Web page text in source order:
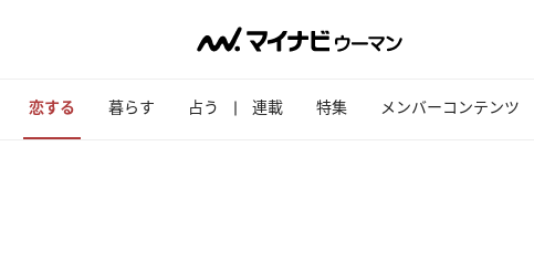
恋する 暮らす 占う 連載 特集 メンバーコンテンツ